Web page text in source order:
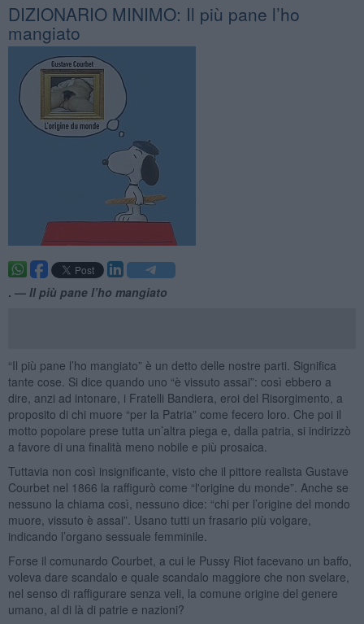
DIZIONARIO MINIMO: Il più pane l’ho
mangiato
. — Il più pane l’ho mangiato
“Il più pane l’ho mangiato” è un detto delle nostre parti. Significa
tante cose. Si dice quando uno “è vissuto assai”: così ebbero a
dire, anzi ad intonare, i Fratelli Bandiera, eroi del Risorgimento, a
proposito di chi muore “per la Patria” come fecero loro. Che poi il
motto popolare prese tutta un’altra piega e, dalla patria, si indirizzò
a favore di una finalità meno nobile e più prosaica.
Tuttavia non così insignificante, visto che il pittore realista Gustave
Courbet nel 1866 la raffigurò come “l'origine du monde”. Anche se
nessuno la chiama così, nessuno dice: “chi per l’origine del mondo
muore, vissuto è assai”. Usano tutti un frasario più volgare,
indicando l’organo sessuale femminile.
Forse il comunardo Courbet, a cui le Pussy Riot facevano un baffo,
voleva dare scandalo e quale scandalo maggiore che non svelare,
nel senso di raffigurare senza veli, la comune origine del genere
umano, al di là di patrie e nazioni?